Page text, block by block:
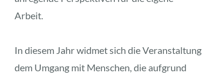
Arbeit.
In diesem Jahr widmet sich die Veranstaltung
dem Umgang mit Menschen, die aufgrund